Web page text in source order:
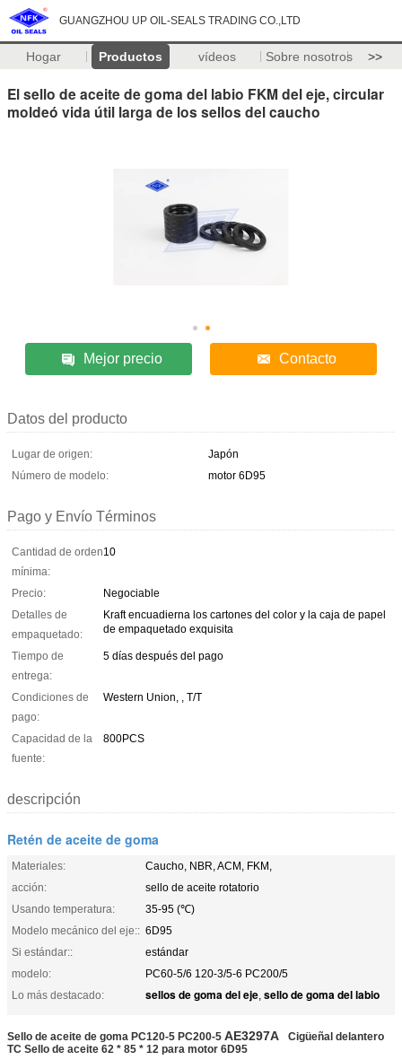
GUANGZHOU UP OIL-SEALS TRADING CO.,LTD
Hogar Productos vídeos Sobre nosotros >>
El sello de aceite de goma del labio FKM del eje, circular
moldeó vida útil larga de los sellos del caucho
Mejor precio Contacto
Datos del producto
Lugar de origen:
Japón
Número de modelo:
motor 6D95
Pago y Envío Términos
Cantidad de orden
mínima:
10
Precio:
Negociable
Detalles de
empaquetado:
Kraft encuadierna los cartones del color y la caja de papel
de empaquetado exquisita
Tiempo de
entrega:
5 días después del pago
Condiciones de
pago:
Western Union, , T/T
Capacidad de la
fuente:
800PCS
descripción
Retén de aceite de goma
Materiales:
Caucho, NBR, ACM, FKM,
acción:
sello de aceite rotatorio
Usando temperatura:
35-95 (℃)
Modelo mecánico del eje:: 6D95
Si estándar::
estándar
modelo:
PC60-5/6 120-3/5-6 PC200/5
Lo más destacado:
sellos de goma del eje, sello de goma del labio
Sello de aceite de goma PC120-5 PC200-5 AE3297A
Cigüeñal delantero
TC Sello de aceite 62 * 85 * 12 para motor 6D95